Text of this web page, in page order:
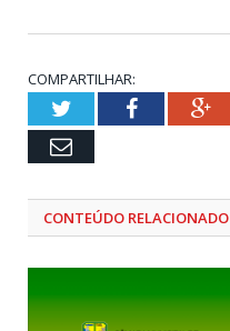
COMPARTILHAR:
TwitterFacebook
Email
CONTEÚDO RELACIONADO